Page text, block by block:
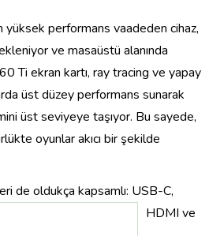
yüksek performans vaadeden cihaz,
ve masaüstü alanında
Ti ekran kartı, ray tracing ve yapay
üst düzey performans sunarak
üst seviyeye taşıyor. Bu sayede,
oyunlar akıcı bir şekilde
de oldukça kapsamlı: USB-C,
HDMI ve